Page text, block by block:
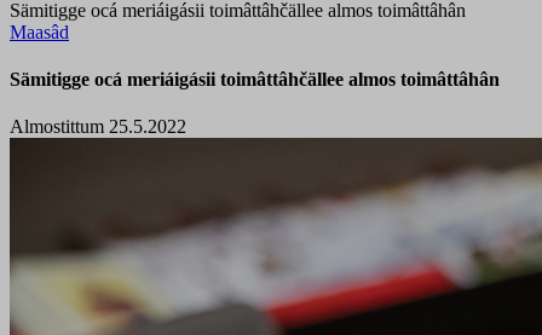
Sämitigge ocá meriáigásii toimâttâhčällee almos toimâttâhân
Maasâd
Sämitigge ocá meriáigásii toimâttâhčällee almos toimâttâhân
Almostittum 25.5.2022